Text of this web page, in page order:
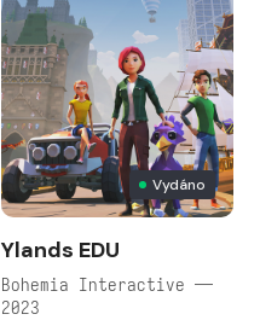
Vydáno
Ylands EDU
Bohemia Interactive —
2023